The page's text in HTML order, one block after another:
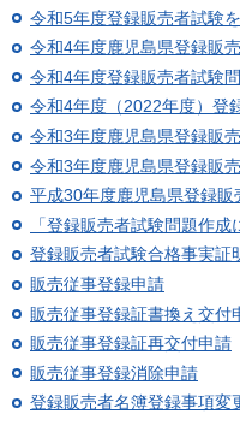
令和5年度登録販売者試験
令和4年度鹿児島県登録販
令和4年度登録販売者試験
令和4年度（2022年度）登
令和3年度鹿児島県登録販
令和3年度鹿児島県登録販
平成30年度鹿児島県登録
「登録販売者試験問題作
登録販売者試験合格事実証
販売従事登録申請
販売従事登録証書換え交付
販売従事登録証再交付申請
販売従事登録消除申請
登録販売者名簿登録事項変